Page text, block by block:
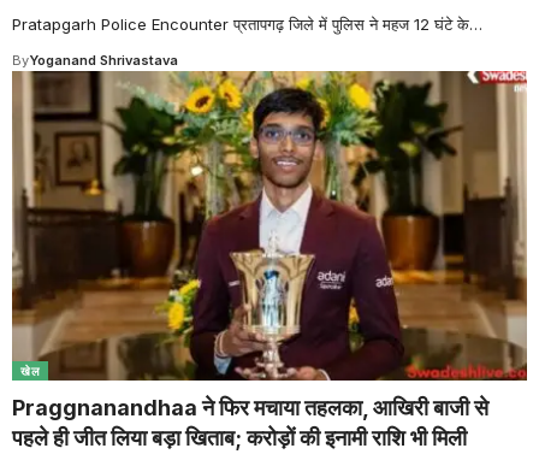
Pratapgarh Police Encounter प्रतापगढ़ जिले में पुलिस ने महज 12 घंटे के…
ByYoganand Shrivastava
खेल
Praggnanandhaa ने फिर मचाया तहलका, आखिरी बाजी से
पहले ही जीत लिया बड़ा खिताब; करोड़ों की इनामी राशि भी मिली